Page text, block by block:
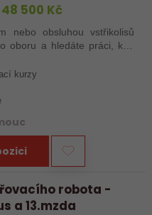
500 Kč
nebo obsluhou vstřikolisů
oboru a hledáte práci, kde
kurzy
robota -
a 13.mzda